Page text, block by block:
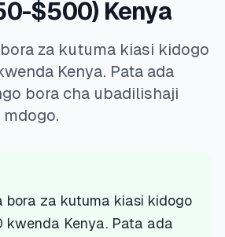
$500) Kenya
za kutuma kiasi kidogo
Kenya. Pata ada
bora cha ubadilishaji
bora za kutuma kiasi kidogo
Kenya. Pata ada